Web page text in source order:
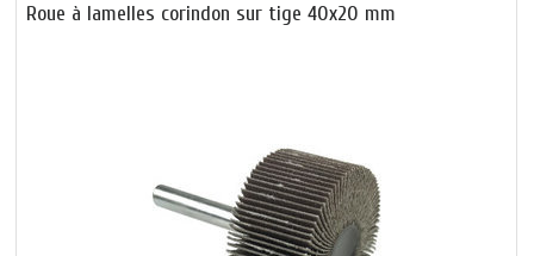
Roue à lamelles corindon sur tige 40x20 mm